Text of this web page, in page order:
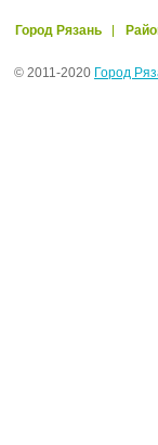
Город Рязань
© 2011-2020 Город